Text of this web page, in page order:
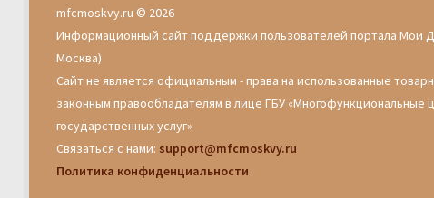
mfcmoskvy.ru © 2026
Информационный сайт поддержки пользователей портала Мои
Москва)
Сайт не является официальным - права на использованные
законным правообладателям в лице ГБУ «Многофункциональные
государственных услуг»
Связаться с нами: support@mfcmoskvy.ru
Политика конфиденциальности